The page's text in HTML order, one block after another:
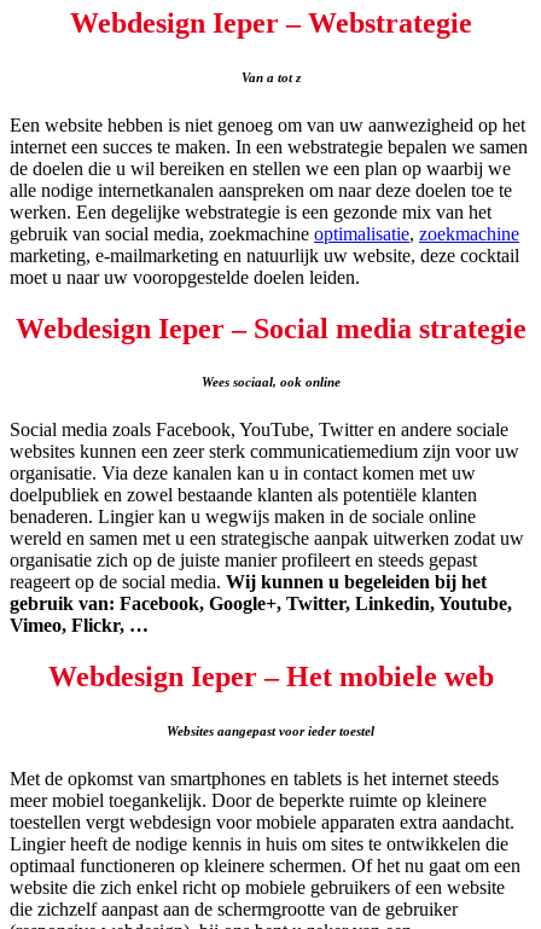
Webdesign Ieper – Webstrategie
Van a tot z
Een website hebben is niet genoeg om van uw aanwezigheid op het
internet een succes te maken. In een webstrategie bepalen we samen
de doelen die u wil bereiken en stellen we een plan op waarbij we
alle nodige internetkanalen aanspreken om naar deze doelen toe te
werken. Een degelijke webstrategie is een gezonde mix van het
gebruik van social media, zoekmachine optimalisatie, zoekmachine
marketing, e-mailmarketing en natuurlijk uw website, deze cocktail
moet u naar uw vooropgestelde doelen leiden.
Webdesign Ieper – Social media strategie
Wees sociaal, ook online
Social media zoals Facebook, YouTube, Twitter en andere sociale
websites kunnen een zeer sterk communicatiemedium zijn voor uw
organisatie. Via deze kanalen kan u in contact komen met uw
doelpubliek en zowel bestaande klanten als potentiële klanten
benaderen. Lingier kan u wegwijs maken in de sociale online
wereld en samen met u een strategische aanpak uitwerken zodat uw
organisatie zich op de juiste manier profileert en steeds gepast
reageert op de social media. Wij kunnen u begeleiden bij het
gebruik van: Facebook, Google+, Twitter, Linkedin, Youtube,
Vimeo, Flickr, …
Webdesign Ieper – Het mobiele web
Websites aangepast voor ieder toestel
Met de opkomst van smartphones en tablets is het internet steeds
meer mobiel toegankelijk. Door de beperkte ruimte op kleinere
toestellen vergt webdesign voor mobiele apparaten extra aandacht.
Lingier heeft de nodige kennis in huis om sites te ontwikkelen die
optimaal functioneren op kleinere schermen. Of het nu gaat om een
website die zich enkel richt op mobiele gebruikers of een website
die zichzelf aanpast aan de schermgrootte van de gebruiker